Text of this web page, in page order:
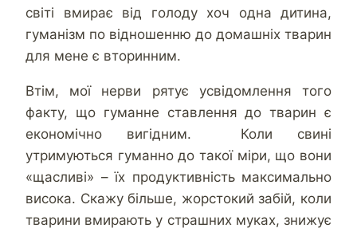
світі вмирає від голоду хоч одна дитина,
гуманізм по відношенню до домашніх тварин
для мене є вторинним.
Втім, мої нерви рятує усвідомлення того
факту, що гуманне ставлення до тварин є
економічно вигідним. Коли свині
утримуються гуманно до такої міри, що вони
«щасливі» – їх продуктивність максимально
висока. Скажу більше, жорстокий забій, коли
тварини вмирають у страшних муках, знижує